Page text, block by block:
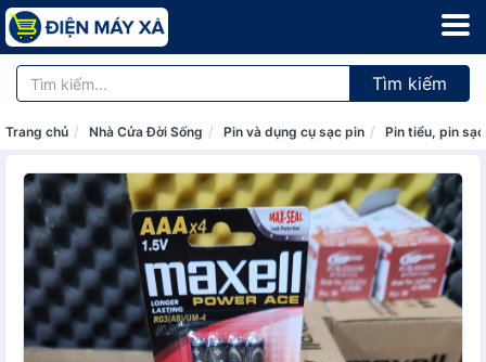
Tìm kiếm
Trang chủ Nhà Cửa Đời Sống Pin và dụng cụ sạc pin Pin tiểu, pin sạc